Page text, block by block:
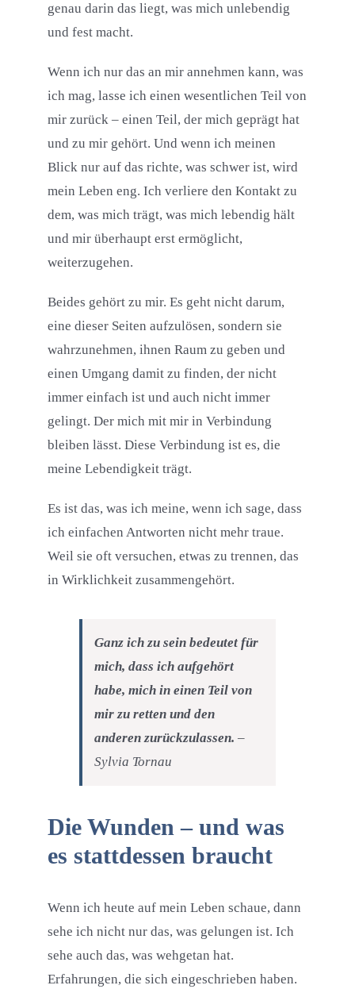
genau darin das liegt, was mich unlebendig
und fest macht.
Wenn ich nur das an mir annehmen kann, was
ich mag, lasse ich einen wesentlichen Teil von
mir zurück – einen Teil, der mich geprägt hat
und zu mir gehört. Und wenn ich meinen
Blick nur auf das richte, was schwer ist, wird
mein Leben eng. Ich verliere den Kontakt zu
dem, was mich trägt, was mich lebendig hält
und mir überhaupt erst ermöglicht,
weiterzugehen.
Beides gehört zu mir. Es geht nicht darum,
eine dieser Seiten aufzulösen, sondern sie
wahrzunehmen, ihnen Raum zu geben und
einen Umgang damit zu finden, der nicht
immer einfach ist und auch nicht immer
gelingt. Der mich mit mir in Verbindung
bleiben lässt. Diese Verbindung ist es, die
meine Lebendigkeit trägt.
Es ist das, was ich meine, wenn ich sage, dass
ich einfachen Antworten nicht mehr traue.
Weil sie oft versuchen, etwas zu trennen, das
in Wirklichkeit zusammengehört.
Ganz ich zu sein bedeutet für
mich, dass ich aufgehört
habe, mich in einen Teil von
mir zu retten und den
anderen zurückzulassen. –
Sylvia Tornau
Die Wunden – und was
es stattdessen braucht
Wenn ich heute auf mein Leben schaue, dann
sehe ich nicht nur das, was gelungen ist. Ich
sehe auch das, was wehgetan hat.
Erfahrungen, die sich eingeschrieben haben.